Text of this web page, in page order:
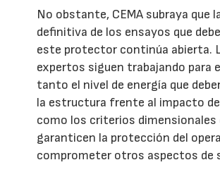
No obstante, CEMA subraya que
definitiva de los ensayos que
este protector continúa abierta.
expertos siguen trabajando para
tanto el nivel de energía que
la estructura frente al impacto de
como los criterios dimensionales
garanticen la protección del
comprometer otros aspectos de